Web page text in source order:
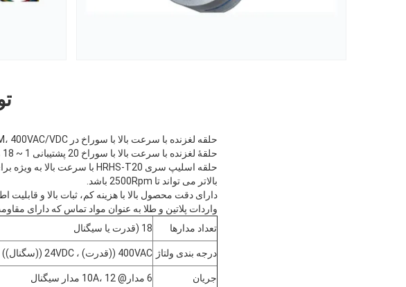
حلقه لغزنده با سرعت بالا با سوراخ در 2500RPM، 400VAC/VDC برای آزمایش موتور فرمول یک
حلقۀ لغزنده با سرعت بالا با سوراخ 20 پشتیبانی 1 ~ 18 مدار قدرت یا سیگنال.
بالاتر می تواند تا 2500Rpm باشد.
دارای دقت محصول بالا با هزینه کم، ثبات بالا و قابلیت
واردات پلاتین و طلا به عنوان مواد تماس که دارای
تعداد مدارها
18 (قدرت یا سیگنال
درجه بندی ولتاژ 400VAC ((قدرت) ، 24VDC ((سگنال))
جریان 6 مدار@ 10A، 12 مدار سیگنال